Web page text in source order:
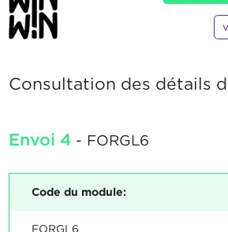
Consultation des détails
Envoi 4- FORGL6
Code du module:
FORGL6